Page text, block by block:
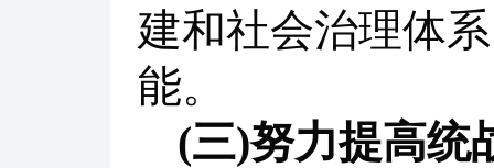
建和社会治理体
能。
(三)努力提高统